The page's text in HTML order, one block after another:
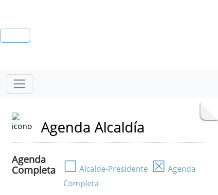
Agenda Alcaldía
Agenda
Completa
☐ Alcalde-Presidente ☒ Agenda
Completa